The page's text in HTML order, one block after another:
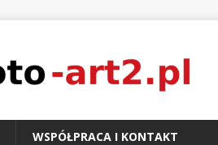
WSPÓŁPRACA I KONTAKT